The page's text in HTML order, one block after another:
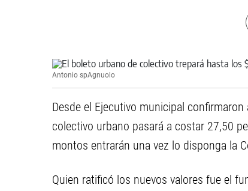
Antonio spAgnuolo
Desde el Ejecutivo municipal
colectivo urbano pasará a costar 27,50
montos entrarán una vez lo disponga la
Quien ratificó los nuevos valores fue el